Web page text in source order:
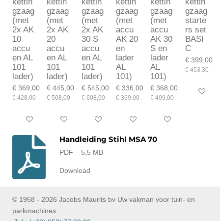
kettin
gzaag
(met
2x AK
10
accu
en AL
101
lader)
€ 369,00
€ 428,00
In winkelwagen
kettin
gzaag
(met
2x AK
20
accu
en AL
101
lader)
€ 445,00
€ 508,00
Bekijk details
kettin
gzaag
(met
2x AK
30 S
accu
en AL
101
lader)
€ 545,00
€ 608,00
Bekijk details
kettin
gzaag
(met
accu
AK 20
en
lader
AL
101)
€ 336,00
€ 369,00
Bekijk details
kettin
gzaag
(met
accu
AK 30
S en
lader
AL
101)
€ 368,00
€ 409,00
Bekijk details
kettin
gzaag
starte
rs set
BASI
C
€ 399,00
€ 453,30
In
Handleiding Stihl MSA 70
PDF – 5,5 MB
Download
© 1958 - 2026 Jacobs Maurits bv Uw vakman voor tuin- en
parkmachines